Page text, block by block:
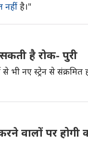
नहीं है।"
है रोक- पुरी
से भी नए स्ट्रेन से
वालों पर होगी